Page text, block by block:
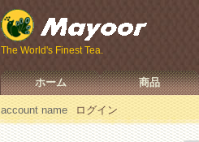
The World's Finest Tea.
ホーム 商品
account name ログイン